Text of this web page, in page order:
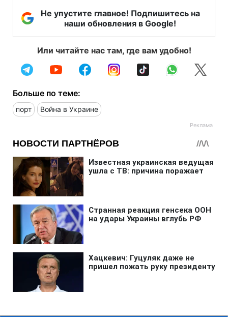
Не упустите главное! Подпишитесь на
наши обновления в Google!
Или читайте нас там, где вам удобно!
Больше по теме:
порт Война в Украине